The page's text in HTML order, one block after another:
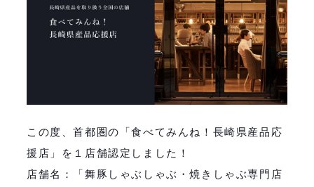
この度、首都圏の「食べてみんね！長崎県産品応
援店」を１店舗認定しました！
店舗名：「舞豚しゃぶしゃぶ・焼きしゃぶ専門店